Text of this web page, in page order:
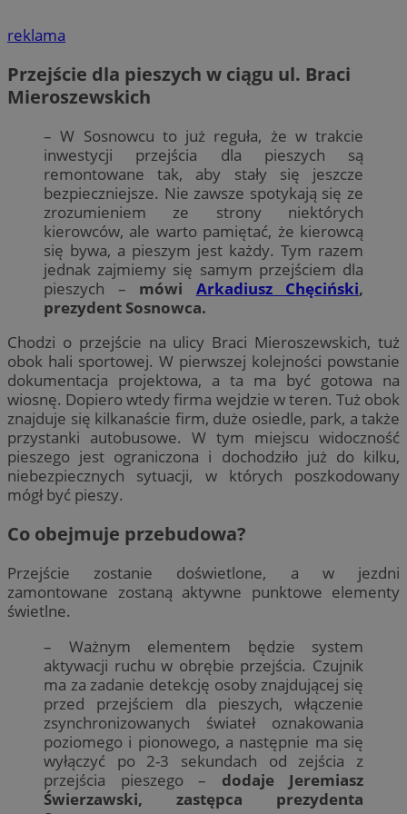
reklama
Przejście dla pieszych w ciągu ul. Braci
Mieroszewskich
– W Sosnowcu to już reguła, że w trakcie
inwestycji przejścia dla pieszych są
remontowane tak, aby stały się jeszcze
bezpieczniejsze. Nie zawsze spotykają się ze
zrozumieniem ze strony niektórych
kierowców, ale warto pamiętać, że kierowcą
się bywa, a pieszym jest każdy. Tym razem
jednak zajmiemy się samym przejściem dla
pieszych – mówi Arkadiusz Chęciński,
prezydent Sosnowca.
Chodzi o przejście na ulicy Braci Mieroszewskich, tuż
obok hali sportowej. W pierwszej kolejności powstanie
dokumentacja projektowa, a ta ma być gotowa na
wiosnę. Dopiero wtedy firma wejdzie w teren. Tuż obok
znajduje się kilkanaście firm, duże osiedle, park, a także
przystanki autobusowe. W tym miejscu widoczność
pieszego jest ograniczona i dochodziło już do kilku,
niebezpiecznych sytuacji, w których poszkodowany
mógł być pieszy.
Co obejmuje przebudowa?
Przejście zostanie doświetlone, a w jezdni
zamontowane zostaną aktywne punktowe elementy
świetlne.
– Ważnym elementem będzie system
aktywacji ruchu w obrębie przejścia. Czujnik
ma za zadanie detekcję osoby znajdującej się
przed przejściem dla pieszych, włączenie
zsynchronizowanych świateł oznakowania
poziomego i pionowego, a następnie ma się
wyłączyć po 2-3 sekundach od zejścia z
przejścia pieszego – dodaje Jeremiasz
Świerzawski, zastępca prezydenta